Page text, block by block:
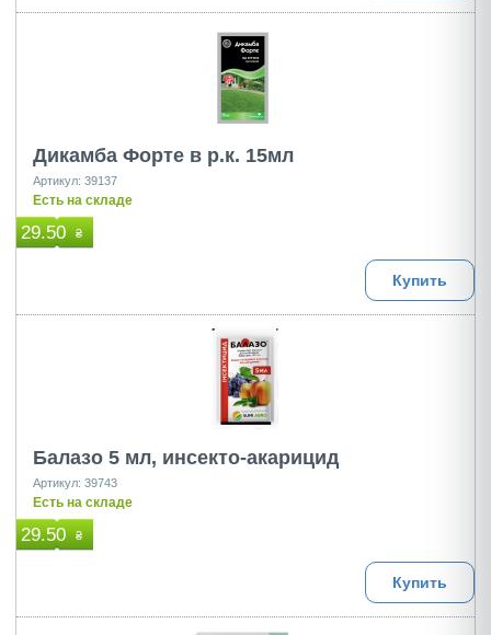
Дикамба Форте в р.к. 15мл
Артикул: 39137
Есть на складе
29.50 ₴
Купить
Балазо 5 мл, инсекто-акарицид
Артикул: 39743
Есть на складе
29.50 ₴
Купить